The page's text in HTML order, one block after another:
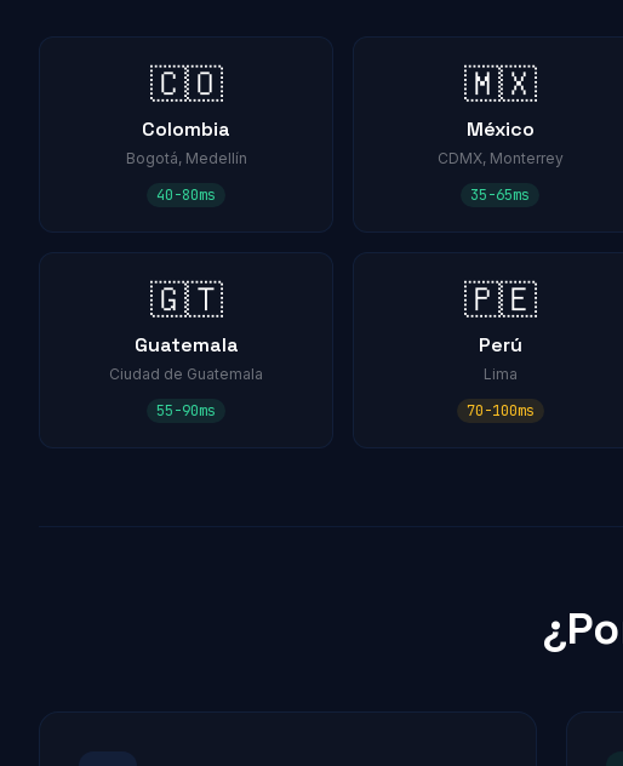
🇨🇴
Colombia
Bogotá, Medellín
40-80ms
🇲🇽
México
CDMX, Monterrey
35-65ms
🇬🇹
Guatemala
Ciudad de Guatemala
55-90ms
🇵🇪
Perú
Lima
70-100ms